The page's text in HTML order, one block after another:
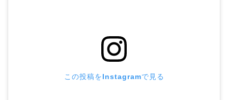
この投稿をInstagramで見る